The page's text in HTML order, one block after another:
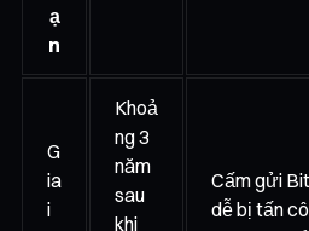
ạ
n
G
ia
i
Khoả
ng 3
năm
sau
khi
Cấm gửi
dễ bị tấn